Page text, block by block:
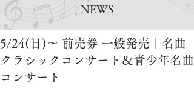
NEWS
5/24(日)～ 前売券 一般発売｜名曲
クラシックコンサート＆青少年名曲
コンサート